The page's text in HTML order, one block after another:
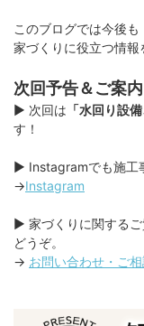
このブログでは今後も
家づくりに役立つ情報
次回予告＆ご案内
▶︎ 次回は 「水回り設
す！
▶︎ Instagramでも施工
→Instagram
▶︎ 家づくりに関する
どうぞ。
→ お問い合わせ・ご相